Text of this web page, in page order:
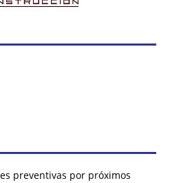
preventivas por próximos